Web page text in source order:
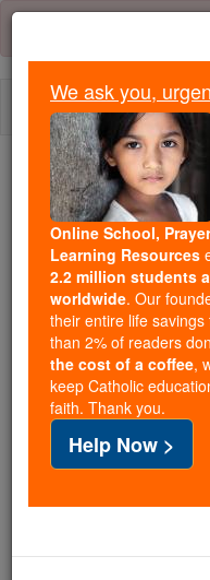
Skip
content
Trending:
Daily Reading for
Today's Reading
2
2 Chroniques ⌄
Ezéchias avait
trône et il régna
We ask you,
Online School,
Learning Resources
2.2 million students
worldwide. Our
their entire life
than 2% of readers
the cost of a coffee,
keep Catholic
faith. Thank you.
Help Now >